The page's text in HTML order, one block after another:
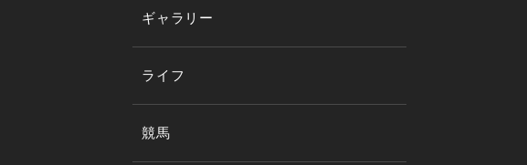
ギャラリー
ライフ
競馬